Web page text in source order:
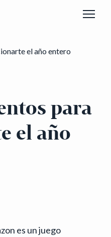
para
el año
es un juego